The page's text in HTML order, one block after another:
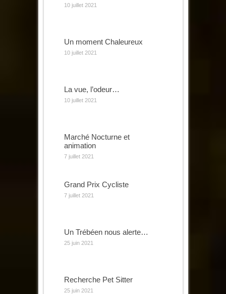
10 juillet 2021
Un moment Chaleureux
10 juillet 2021
La vue, l’odeur…
10 juillet 2021
Marché Nocturne et
animation
7 juillet 2021
Grand Prix Cycliste
7 juillet 2021
Un Trébéen nous alerte…
25 juin 2021
Recherche Pet Sitter
25 juin 2021